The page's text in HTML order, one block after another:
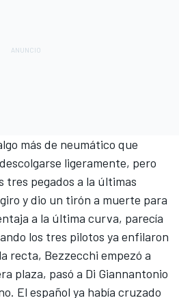
más de neumático que
ligeramente, pero
tres pegados a la últimas
y dio un tirón a muerte para
a la última curva, parecía
los tres pilotos ya enfilaron
recta, Bezzecchi empezó a
plaza, pasó a Di Giannantonio
El español ya había cruzado